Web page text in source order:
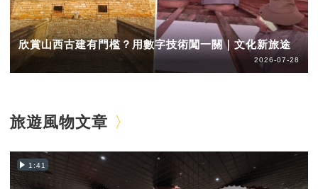
欣賞山西古建有門檻？用數字技術闖一關｜文化新旅途
2026-07-28
旅遊風物文章
1:41